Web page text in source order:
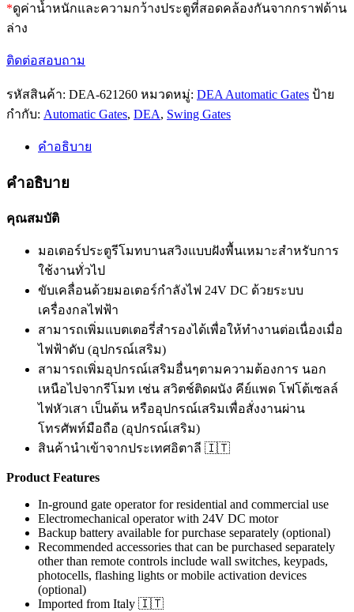
*ดูค่าน้ำหนักและความกว้างประตูที่สอดคล้องกันจากกราฟด้าน
ล่าง
ติดต่อสอบถาม
รหัสสินค้า: DEA-621260 หมวดหมู่: DEA Automatic Gates ป้าย
กำกับ: Automatic Gates, DEA, Swing Gates
คำอธิบาย
คำอธิบาย
คุณสมบัติ
มอเตอร์ประตูรีโมทบานสวิงแบบฝังพื้นเหมาะสำหรับการ
ใช้งานทั่วไป
ขับเคลื่อนด้วยมอเตอร์กำลังไฟ 24V DC ด้วยระบบ
เครื่องกลไฟฟ้า
สามารถเพิ่มแบตเตอรี่สำรองได้เพื่อให้ทำงานต่อเนื่องเมื่อ
ไฟฟ้าดับ (อุปกรณ์เสริม)
สามารถเพิ่มอุปกรณ์เสริมอื่นๆตามความต้องการ นอก
เหนือไปจากรีโมท เช่น สวิตช์ติดผนัง คีย์แพด โฟโต้เซลล์
ไฟหัวเสา เป็นต้น หรืออุปกรณ์เสริมเพื่อสั่งงานผ่าน
โทรศัพท์มือถือ (อุปกรณ์เสริม)
สินค้านำเข้าจากประเทศอิตาลี 🇮🇹
Product Features
In-ground gate operator for residential and commercial use
Electromechanical operator with 24V DC motor
Backup battery available for purchase separately (optional)
Recommended accessories that can be purchased separately
other than remote controls include wall switches, keypads,
photocells, flashing lights or mobile activation devices
(optional)
Imported from Italy 🇮🇹